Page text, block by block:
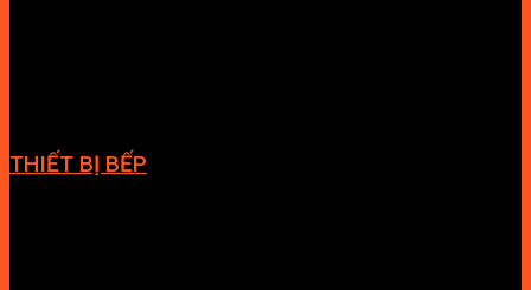
THIẾT BỊ BẾP